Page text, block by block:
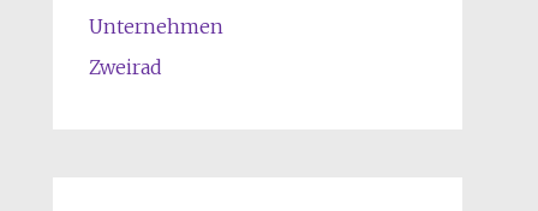
Unternehmen
Zweirad